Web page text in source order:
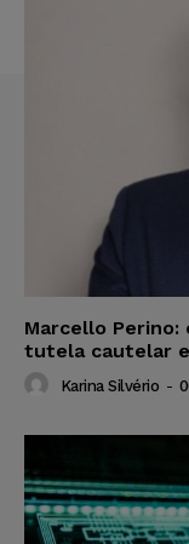
Marcello
tutela cautelar
Karina Silvério -